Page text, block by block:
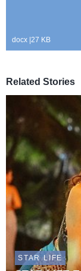
docx 27 KB
Related Stories
STAR LIFE